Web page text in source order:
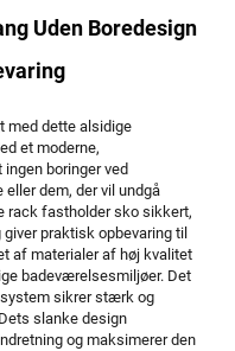
Uden Boredesign
med dette alsidige
et moderne,
boringer ved
dem, der vil undgå
rack fastholder sko sikkert,
praktisk opbevaring til
af materialer af høj kvalitet
badeværelsesmiljøer. Det
sikrer stærk og
slanke design
og maksimerer den